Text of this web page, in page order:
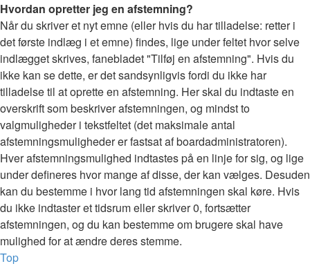
Hvordan opretter jeg en afstemning?
Når du skriver et nyt emne (eller hvis du har tilladelse: retter i
det første indlæg i et emne) findes, lige under feltet hvor selve
indlægget skrives, fanebladet "Tilføj en afstemning". Hvis du
ikke kan se dette, er det sandsynligvis fordi du ikke har
tilladelse til at oprette en afstemning. Her skal du indtaste en
overskrift som beskriver afstemningen, og mindst to
valgmuligheder i tekstfeltet (det maksimale antal
afstemningsmuligheder er fastsat af boardadministratoren).
Hver afstemningsmulighed indtastes på en linje for sig, og lige
under defineres hvor mange af disse, der kan vælges. Desuden
kan du bestemme i hvor lang tid afstemningen skal køre. Hvis
du ikke indtaster et tidsrum eller skriver 0, fortsætter
afstemningen, og du kan bestemme om brugere skal have
mulighed for at ændre deres stemme.
Top